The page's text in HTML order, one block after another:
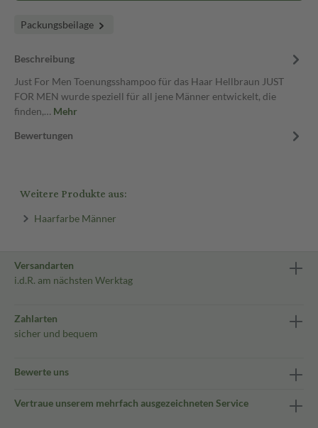
Packungsbeilage
Beschreibung
Just For Men Toenungsshampoo für das Haar Hellbraun JUST
FOR MEN wurde speziell für all jene Männer entwickelt, die
finden,… Mehr
Bewertungen
Weitere Produkte aus:
Haarfarbe Männer
Versandarten
i.d.R. am nächsten Werktag
Zahlarten
sicher und bequem
Bewerte uns
Vertraue unserem mehrfach ausgezeichneten Service